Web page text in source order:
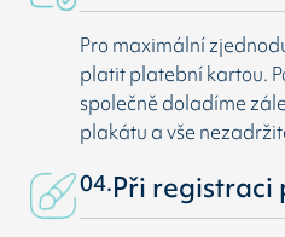
Pro maximální
platit platební kartou.
společně doladíme
plakátu a vše
04.Při registraci